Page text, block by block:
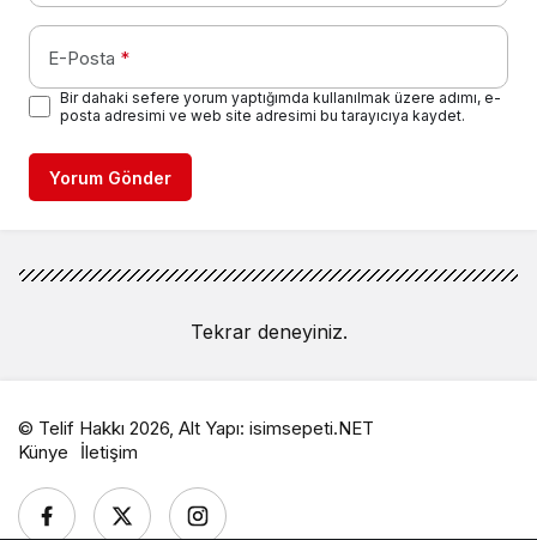
E-Posta *
Bir dahaki sefere yorum yaptığımda kullanılmak üzere adımı, e-
posta adresimi ve web site adresimi bu tarayıcıya kaydet.
Yorum Gönder
Tekrar deneyiniz.
© Telif Hakkı 2026, Alt Yapı: isimsepeti.NET
Künye
İletişim